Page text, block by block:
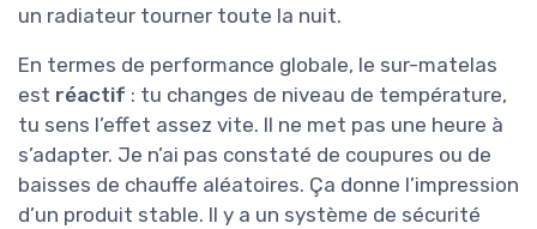
un radiateur tourner toute la nuit.
En termes de performance globale, le sur-matelas
est réactif : tu changes de niveau de température,
tu sens l’effet assez vite. Il ne met pas une heure à
s’adapter. Je n’ai pas constaté de coupures ou de
baisses de chauffe aléatoires. Ça donne l’impression
d’un produit stable. Il y a un système de sécurité